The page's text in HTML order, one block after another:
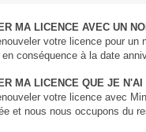
MA LICENCE AVEC UN
votre licence pour
conséquence à la date
MA LICENCE QUE JE
votre licence avec
et nous nous occupons du